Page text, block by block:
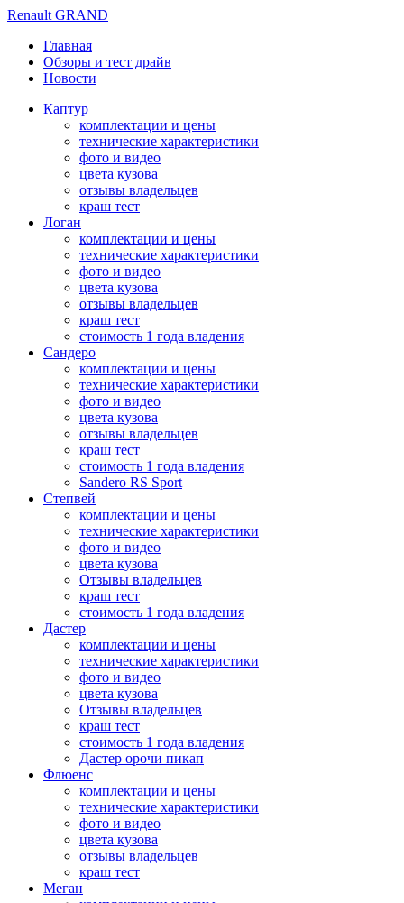
Renault GRAND
Главная
Обзоры и тест драйв
Новости
Каптур
комплектации и цены
технические характеристики
фото и видео
цвета кузова
отзывы владельцев
краш тест
Логан
комплектации и цены
технические характеристики
фото и видео
цвета кузова
отзывы владельцев
краш тест
стоимость 1 года владения
Сандеро
комплектации и цены
технические характеристики
фото и видео
цвета кузова
отзывы владельцев
краш тест
стоимость 1 года владения
Sandero RS Sport
Степвей
комплектации и цены
технические характеристики
фото и видео
цвета кузова
Отзывы владельцев
краш тест
стоимость 1 года владения
Дастер
комплектации и цены
технические характеристики
фото и видео
цвета кузова
Отзывы владельцев
краш тест
стоимость 1 года владения
Дастер орочи пикап
Флюенс
комплектации и цены
технические характеристики
фото и видео
цвета кузова
отзывы владельцев
краш тест
Меган